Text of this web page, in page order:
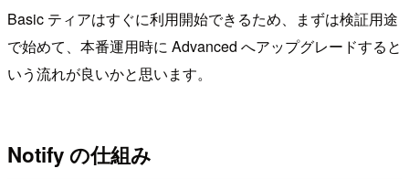
Basic ティアはすぐに利用開始できるため、まずは検証用途
で始めて、本番運用時に Advanced へアップグレードすると
いう流れが良いかと思います。
Notify の仕組み